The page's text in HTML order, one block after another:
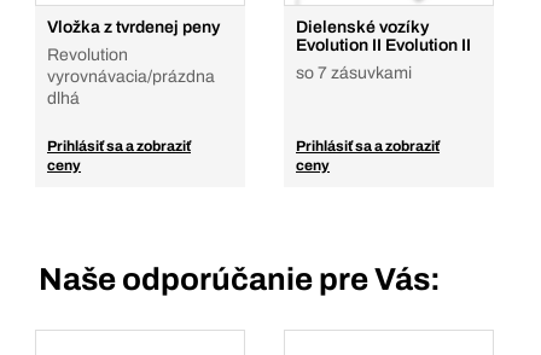
Vložka z tvrdenej peny
Revolution
vyrovnávacia/prázdna
dlhá
Prihlásiť sa a zobraziť
ceny
Dielenské vozíky
Evolution II Evolution II
so 7 zásuvkami
Prihlásiť sa a zobraziť
ceny
Naše odporúčanie pre Vás: